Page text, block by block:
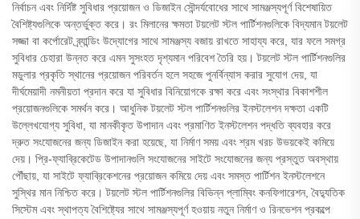
নির্বাচন এবং নির্দিষ্ট সুবিধার প্রয়োজন ও ডিজাইন সৌন্দর্যবোধের সাথে সামঞ্জস্যপূর্ণ বিশেষায়িত
বৈশিষ্ট্যগুলিকে অন্তর্ভুক্ত করে। রং মিলানের ক্ষমতা টয়লেট স্টল পার্টিশনগুলিকে বিদ্যমান টয়লেট
সজ্জা বা কর্পোরেট ব্র্যান্ডিং উদ্যোগের সাথে সামঞ্জস্য বজায় রাখতে সাহায্য করে, যার ফলে সমগ্র
সুবিধার চেহারা উন্নত করে এমন সুসংহত দৃশ্যমান পরিবেশ তৈরি হয়। টয়লেট স্টল পার্টিশনগুলির
মডুলার প্রকৃতি স্থানের প্রয়োজন পরিবর্তন হলে সহজে পুনর্বিন্যাস করার সুযোগ দেয়, যা
দীর্ঘমেয়াদী নমনীয়তা প্রদান করে যা সুবিধার বিনিয়োগকে রক্ষা করে এবং সংস্থার বিকাশশীল
প্রয়োজনগুলিকে সমর্থন করে। আধুনিক টয়লেট স্টল পার্টিশনগুলির ইনস্টলেশন দক্ষতা একটি
উল্লেখযোগ্য সুবিধা, যা মানকীকৃত উপাদান এবং প্রমাণিত ইনস্টলেশন পদ্ধতি ব্যবহার করে
দ্রুত সংযোজনের জন্য ডিজাইন করা হয়েছে, যা নির্মাণ সময় এবং শ্রম খরচ উভয়কেই কমিয়ে
দেয়। প্রি-ফ্যাব্রিকেটেড উপাদানগুলি সংযোজনের সাইটে সংযোজনের জন্য প্রস্তুত অবস্থায়
পৌঁছায়, যা সাইটে ফ্যাব্রিকেশনের প্রয়োজন কমিয়ে দেয় এবং সমস্ত পার্টিশন ইনস্টলেশনে
সুস্থির মান নিশ্চিত করে। টয়লেট স্টল পার্টিশনগুলির বিভিন্ন প্লাম্বিং কনফিগারেশন, বৈদ্যুতিক
সিস্টেম এবং স্থাপত্য বৈশিষ্ট্যের সাথে সামঞ্জস্যপূর্ণ হওয়ায় নতুন নির্মাণ ও রিনভেশন প্রকল্পে